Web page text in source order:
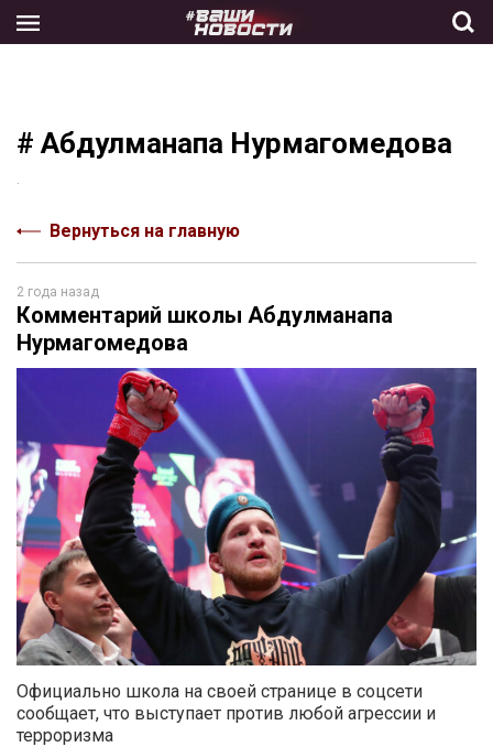
the
# Абдулманапа Нурмагомедова
Вернуться на главную
2 года назад
Комментарий школы Абдулманапа
Нурмагомедова
Официально школа на своей странице в соцсети
сообщает, что выступает против любой агрессии и
терроризма